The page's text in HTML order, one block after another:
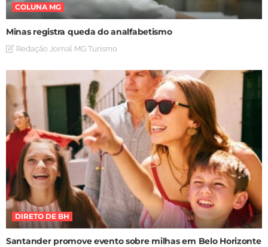
COLUNA MG
Minas registra queda do analfabetismo
Redação Jornal MG Turismo
DIRETO DE BH
Santander promove evento sobre milhas em Belo Horizonte